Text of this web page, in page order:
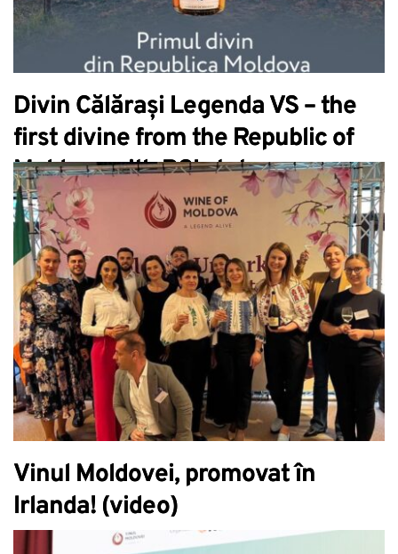
Divin Călărași Legenda VS – the
first divine from the Republic of
Moldova with PGI status
Vinul Moldovei, promovat în
Irlanda! (video)